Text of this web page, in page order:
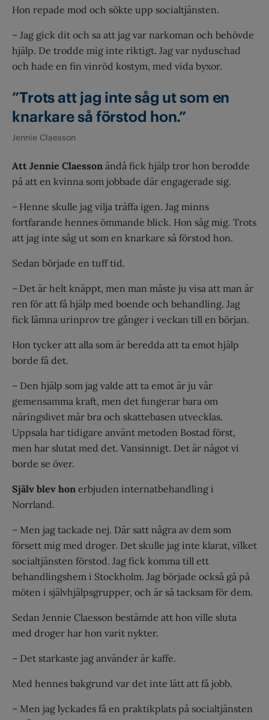
Hon repade mod och sökte upp socialtjänsten.
– Jag gick dit och sa att jag var narkoman och behövde
hjälp. De trodde mig inte riktigt. Jag var nyduschad
och hade en fin vinröd kostym, med vida byxor.
”Trots att jag inte såg ut som en
knarkare så förstod hon.”
Jennie Claesson
Att Jennie Claesson ändå fick hjälp tror hon berodde
på att en kvinna som jobbade där engagerade sig.
– Henne skulle jag vilja träffa igen. Jag minns
fortfarande hennes ömmande blick. Hon såg mig. Trots
att jag inte såg ut som en knarkare så förstod hon.
Sedan började en tuff tid.
– Det är helt knäppt, men man måste ju visa att man är
ren för att få hjälp med boende och behandling. Jag
fick lämna urinprov tre gånger i veckan till en början.
Hon tycker att alla som är beredda att ta emot hjälp
borde få det.
– Den hjälp som jag valde att ta emot är ju vår
gemensamma kraft, men det fungerar bara om
näringslivet mår bra och skattebasen utvecklas.
Uppsala har tidigare använt metoden Bostad först,
men har slutat med det. Vansinnigt. Det är något vi
borde se över.
Själv blev hon erbjuden internatbehandling i
Norrland.
– Men jag tackade nej. Där satt några av dem som
försett mig med droger. Det skulle jag inte klarat, vilket
socialtjänsten förstod. Jag fick komma till ett
behandlingshem i Stockholm. Jag började också gå på
möten i självhjälpsgrupper, och är så tacksam för dem.
Sedan Jennie Claesson bestämde att hon ville sluta
med droger har hon varit nykter.
– Det starkaste jag använder är kaffe.
Med hennes bakgrund var det inte lätt att få jobb.
– Men jag lyckades få en praktikplats på socialtjänsten